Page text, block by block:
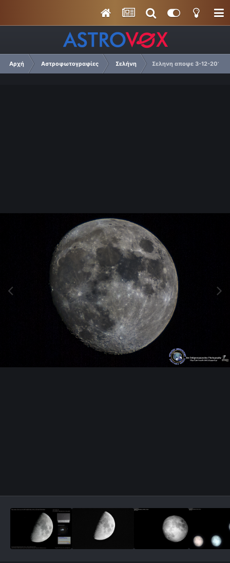
Αρχή Αστροφωτογραφίες Σελήνη Σεληνη αποψε 3-12-2014